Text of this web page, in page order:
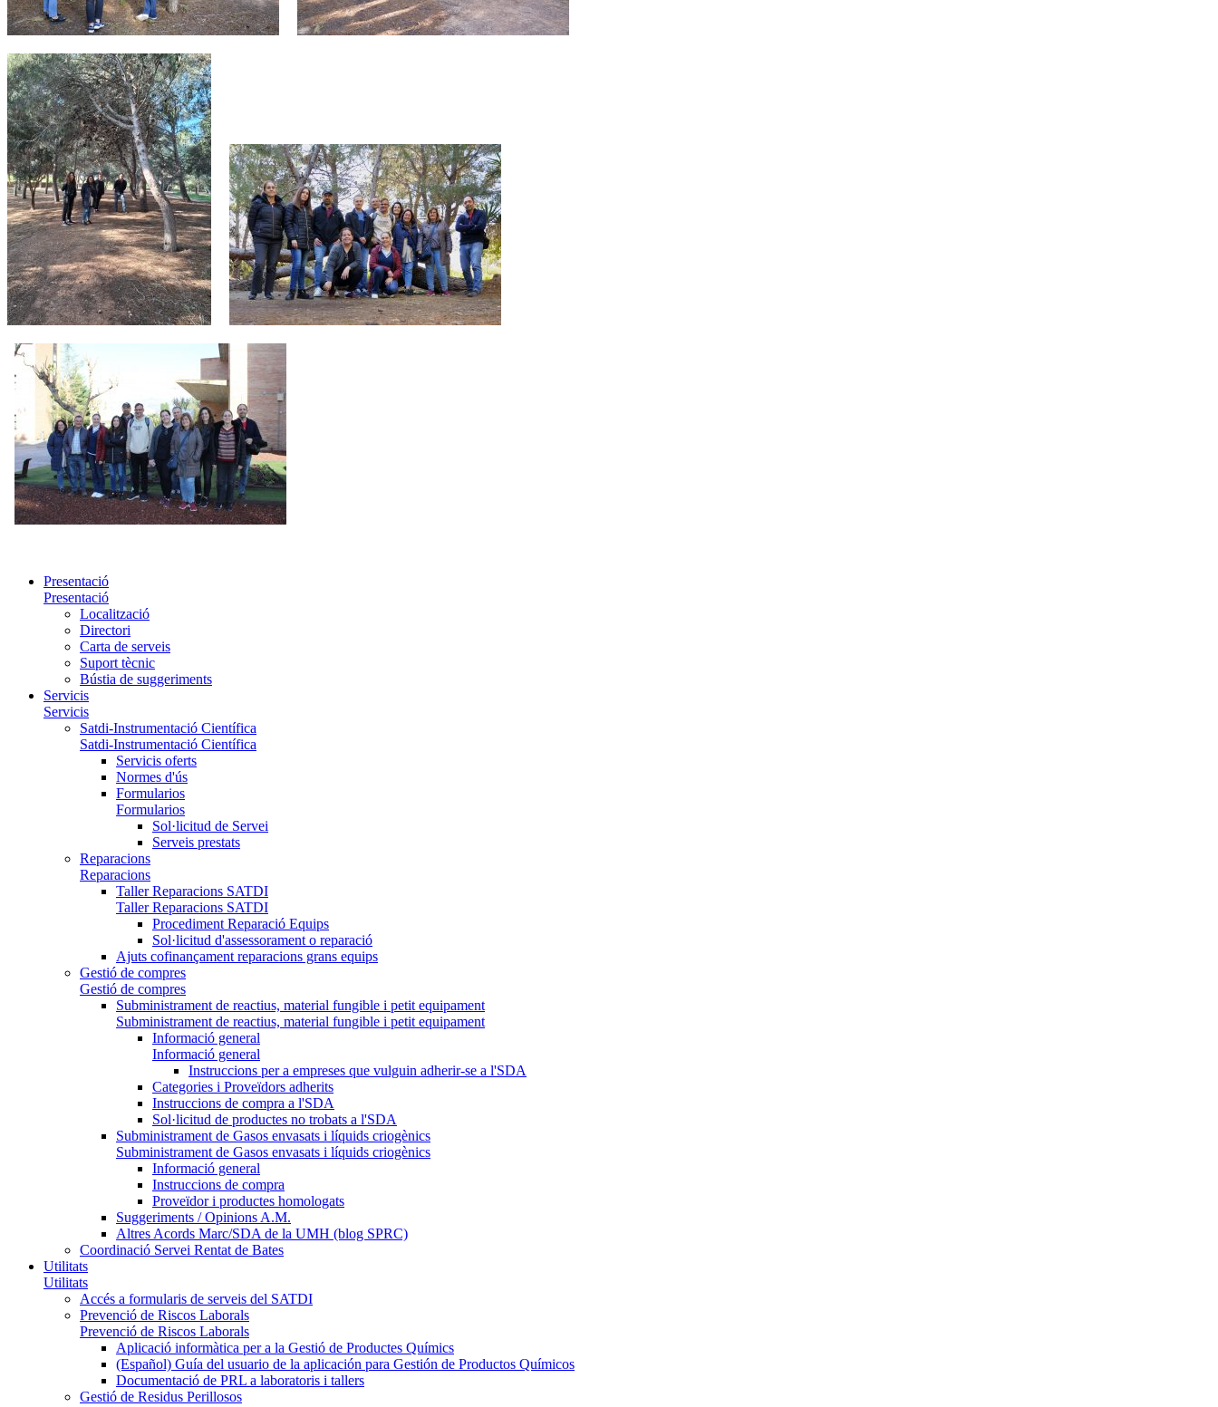
Presentació
Presentació
Localització
Directori
Carta de serveis
Suport tècnic
Bústia de suggeriments
Servicis
Servicis
Satdi-Instrumentació Científica
Satdi-Instrumentació Científica
Servicis oferts
Normes d'ús
Formularios
Formularios
Sol·licitud de Servei
Serveis prestats
Reparacions
Reparacions
Taller Reparacions SATDI
Taller Reparacions SATDI
Procediment Reparació Equips
Sol·licitud d'assessorament o reparació
Ajuts cofinançament reparacions grans equips
Gestió de compres
Gestió de compres
Subministrament de reactius, material fungible i petit equipament
Subministrament de reactius, material fungible i petit equipament
Informació general
Informació general
Instruccions per a empreses que vulguin adherir-se a l'SDA
Categories i Proveïdors adherits
Instruccions de compra a l'SDA
Sol·licitud de productes no trobats a l'SDA
Subministrament de Gasos envasats i líquids criogènics
Subministrament de Gasos envasats i líquids criogènics
Informació general
Instruccions de compra
Proveïdor i productes homologats
Suggeriments / Opinions A.M.
Altres Acords Marc/SDA de la UMH (blog SPRC)
Coordinació Servei Rentat de Bates
Utilitats
Utilitats
Accés a formularis de serveis del SATDI
Prevenció de Riscos Laborals
Prevenció de Riscos Laborals
Aplicació informàtica per a la Gestió de Productes Químics
(Español) Guía del usuario de la aplicación para Gestión de Productos Químicos
Documentació de PRL a laboratoris i tallers
Gestió de Residus Perillosos